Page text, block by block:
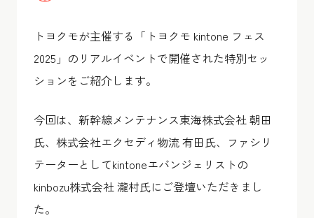
トヨクモが主催する「トヨクモ kintone フェス
2025」のリアルイベントで開催された特別セッ
ションをご紹介します。
今回は、新幹線メンテナンス東海株式会社 朝田
氏、株式会社エクセディ物流 有田氏、ファシリ
テーターとしてkintoneエバンジェリストの
kinbozu株式会社 瀧村氏にご登壇いただきまし
た。